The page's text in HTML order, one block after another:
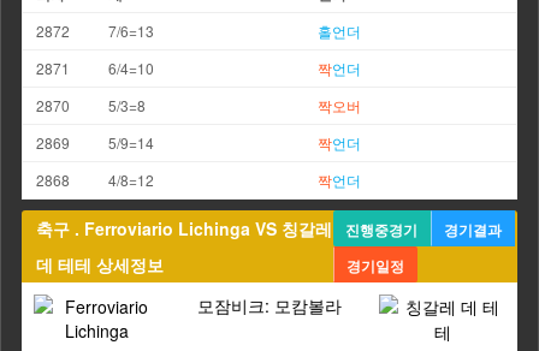
2872 7/6=13 홀언더
2871
6/4=10 짝언더
2870
5/3=8 짝오버
2869
5/9=14 짝언더
2868
4/8=12 짝언더
축구 . Ferroviario Lichinga VS 칭갈레
데 테테 상세정보
진행중경기
경기결과
경기일정
모잠비크: 모캄볼라